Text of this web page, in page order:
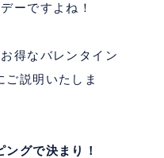
ーですよね！
得なバレンタイン
ご説明いたしま
グで決まり！